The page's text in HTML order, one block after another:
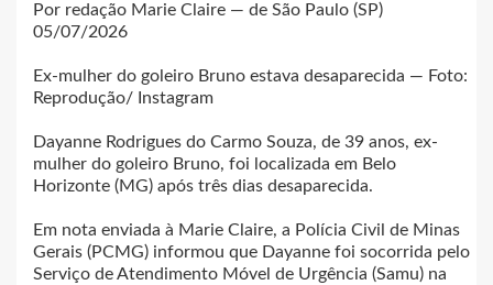
Por redação Marie Claire — de São Paulo (SP)
05/07/2026
Ex-mulher do goleiro Bruno estava desaparecida — Foto:
Reprodução/ Instagram
Dayanne Rodrigues do Carmo Souza, de 39 anos, ex-
mulher do goleiro Bruno, foi localizada em Belo
Horizonte (MG) após três dias desaparecida.
Em nota enviada à Marie Claire, a Polícia Civil de Minas
Gerais (PCMG) informou que Dayanne foi socorrida pelo
Serviço de Atendimento Móvel de Urgência (Samu) na